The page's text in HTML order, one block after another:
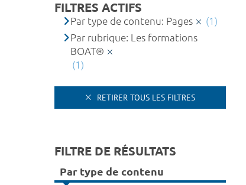
FILTRES ACTIFS
Par type de contenu: Pages
(1)
Par rubrique: Les formations
BOAT®
(1)
RETIRER TOUS LES FILTRES
FILTRE DE RÉSULTATS
Par type de contenu